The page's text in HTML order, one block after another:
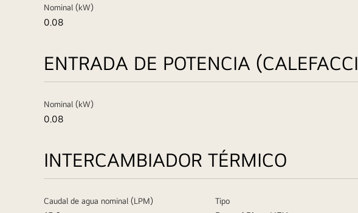
Nominal (kW)
0.08
ENTRADA DE POTENCIA
Nominal (kW)
0.08
INTERCAMBIADOR TÉRMICO
Caudal de agua nominal (LPM) Tipo